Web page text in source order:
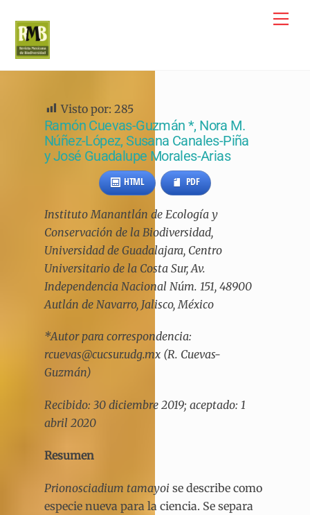
content
Visto por: 285
Ramón Cuevas-Guzmán *, Nora M.
Núñez-López, Susana Canales-Piña
y José Guadalupe Morales-Arias
HTML PDF
Instituto Manantlán de Ecología y
Conservación de la Biodiversidad,
Universidad de Guadalajara, Centro
Universitario de la Costa Sur, Av.
Independencia Nacional Núm. 151, 48900
Autlán de Navarro, Jalisco, México
*Autor para correspondencia:
rcuevas@cucsur.udg.mx (R. Cuevas-
Guzmán)
Recibido: 30 diciembre 2019; aceptado: 1
abril 2020
Resumen
Prionosciadium tamayoi se describe como
especie nueva para la ciencia. Se separa